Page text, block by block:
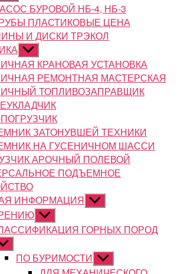
подменюБУРОВОЙ НБ-4, НБ-3
ПЛАСТИКОВЫЕ ЦЕНА
И ДИСКИ ТРЭКОЛ
Показывать
подменю
КРАНОВАЯ УСТАНОВКА
РЕМОНТНАЯ МАСТЕРСКАЯ
ТОПЛИВОЗАПРАВЩИК
ЗАТОНУВШЕЙ ТЕХНИКИ
НА ГУСЕНИЧНОМ ШАССИ
АРОЧНЫЙ ПОЛЕВОЙ
ПОДЪЕМНОЕ
ИНФОРМАЦИЯ Показывать
подменю
Показывать
подменю
ГОРНЫХ ПОРОД
ПО БУРИМОСТИ Показывать
подменю